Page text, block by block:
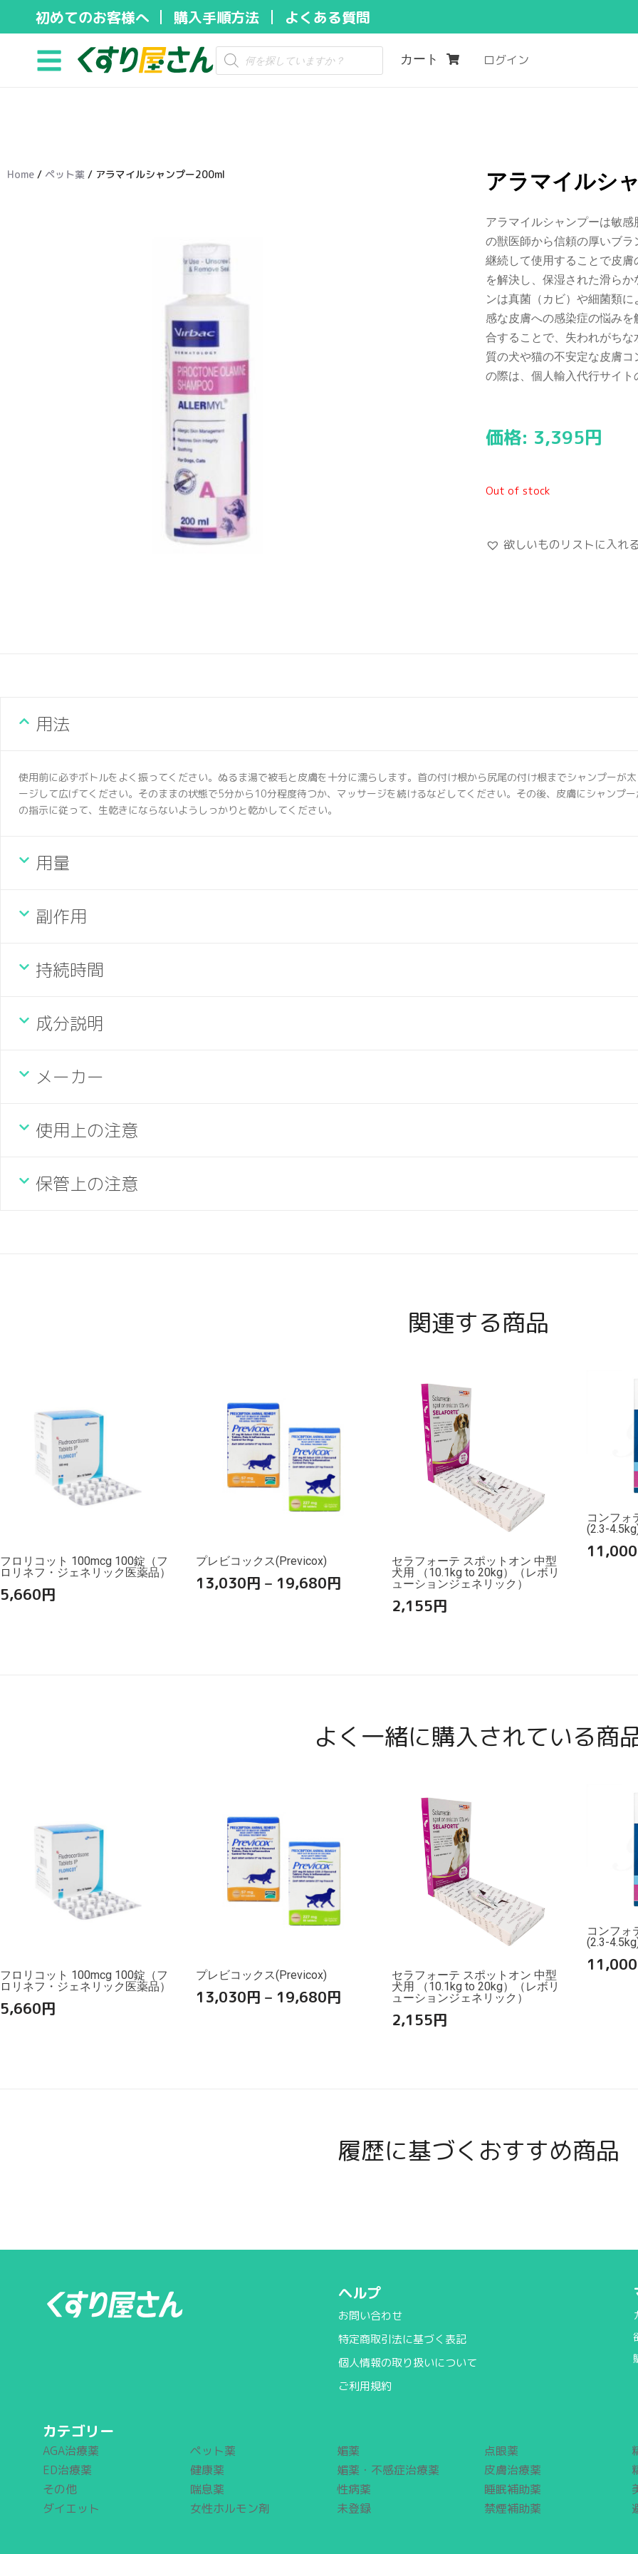
キ
初めてのお客様へ 購入手順方法 よくある質問
カート ログイン
Home / ペット薬 / アラマイルシャンプー200ml アラマイルシ
アラマイルシャンプーは敏
の獣医師から信頼の厚いブ
継続して使用することで皮
を解決し、保湿された滑ら
ンは真菌（カビ）や細菌類
感な皮膚への感染症の悩み
合することで、失われがち
質の犬や猫の不安定な皮膚
の際は、個人輸入代行サイ
価格: 3,395円
Out of stock
欲しいものリストに入れ
用法
使用前に必ずボトルをよく振ってください。ぬるま湯で被毛と皮膚を十分に濡らします。首の付け根から尻尾の付け根までシャンプーが
ージして広げてください。そのままの状態で5分から10分程度待つか、マッサージを続けるなどしてください。その後、皮膚にシャンプ
の指示に従って、生乾きにならないようしっかりと乾かしてください。
用量
副作用
持続時間
成分説明
メーカー
使用上の注意
保管上の注意
関連する商品
フロリコット 100mcg 100錠（フ
ロリネフ・ジェネリック医薬品）
5,660円
プレビコックス(Previcox)
13,030円 – 19,680円
セラフォーテ スポットオン 中型
犬用 （10.1kg to 20kg）（レボリ
ューションジェネリック）
2,155円
コンフォ
(2.3-
11,000
よく一緒に購入されている商
フロリコット 100mcg 100錠（フ
ロリネフ・ジェネリック医薬品）
5,660円
プレビコックス(Previcox)
13,030円 – 19,680円
セラフォーテ スポットオン 中型
犬用 （10.1kg to 20kg）（レボリ
ューションジェネリック）
2,155円
コンフォ
(2.3-
11,000
履歴に基づくおすすめ商品
ヘルプ
お問い合わせ
特定商取引法に基づく表記
個人情報の取り扱いについて
ご利用規約
カテゴリー
AGA治療薬
ED治療薬
その他
ダイエット
ペット薬
健康薬
喘息薬
女性ホルモン剤
媚薬
媚薬・不感症治療薬
性病薬
未登録
点眼薬
皮膚治療薬
睡眠補助薬
禁煙補助薬